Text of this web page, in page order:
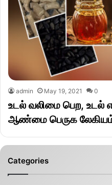
admin May 19, 2021 0
உடல் வலிமை பெற, உடல்
ஆண்மை பெருக
Categories